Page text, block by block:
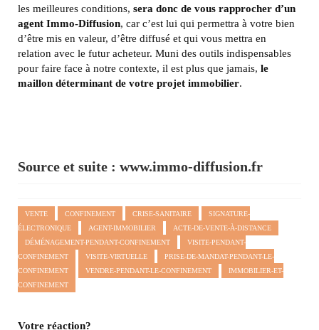
les meilleures conditions, sera donc de vous rapprocher d’un
agent Immo-Diffusion, car c’est lui qui permettra à votre bien
d’être mis en valeur, d’être diffusé et qui vous mettra en
relation avec le futur acheteur. Muni des outils indispensables
pour faire face à notre contexte, il est plus que jamais, le
maillon déterminant de votre projet immobilier.
Source et suite : www.immo-diffusion.fr
VENTE CONFINEMENT CRISE-SANITAIRE
SIGNATURE-
ÉLECTRONIQUE
AGENT-IMMOBILIER
ACTE-DE-VENTE-À-DISTANCE
DÉMÉNAGEMENT-PENDANT-CONFINEMENT
VISITE-PENDANT-
CONFINEMENT
VISITE-VIRTUELLE
PRISE-DE-MANDAT-PENDANT-LE-
CONFINEMENT
VENDRE-PENDANT-LE-CONFINEMENT
IMMOBILIER-ET-
CONFINEMENT
Votre réaction?